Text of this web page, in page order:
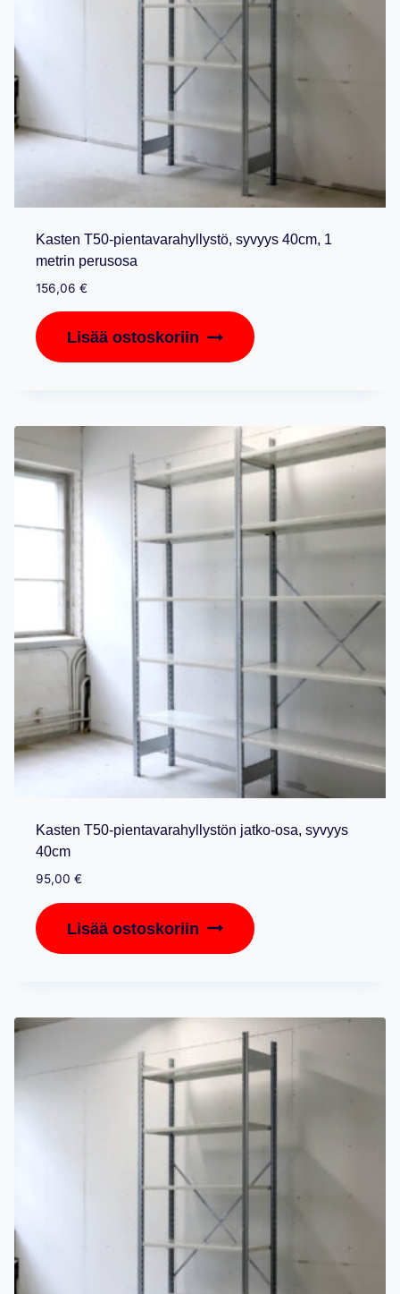
Kasten T50-pientavarahyllystö, syvyys 40cm, 1
metrin perusosa
156,06 €
Lisää ostoskoriin
Kasten T50-pientavarahyllystön jatko-osa, syvyys
40cm
95,00 €
Lisää ostoskoriin